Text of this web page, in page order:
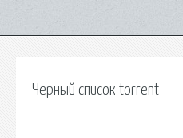
Черный список torrent